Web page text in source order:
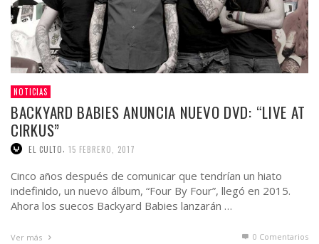
NOTICIAS
BACKYARD BABIES ANUNCIA NUEVO DVD: “LIVE AT
CIRKUS”
EL CULTO 15 FEBRERO, 2017
Cinco años después de comunicar que tendrían un hiato
indefinido, un nuevo álbum, “Four By Four”, llegó en 2015.
Ahora los suecos Backyard Babies lanzarán …
Ver más 0 Comentarios